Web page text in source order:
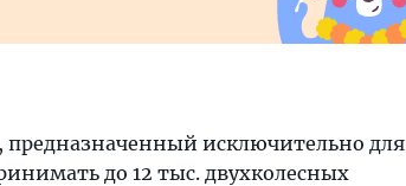
предназначенный исключительно для
до 12 тыс. двухколесных